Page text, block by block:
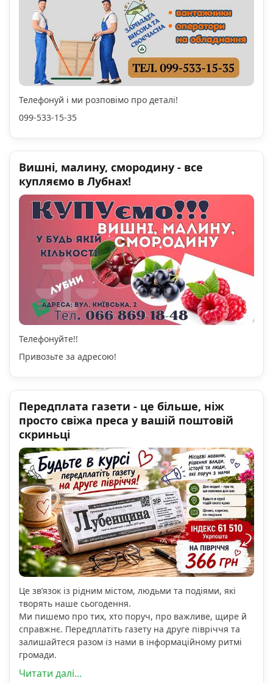
Телефонуй і ми розповімо про деталі!
099-533-15-35
Вишні, малину, смородину - все
купляємо в Лубнах!
Телефонуйте!!
Привозьте за адресою!
Передплата газети - це більше, ніж
просто свіжа преса у вашій поштовій
скриньці
Це зв’язок із рідним містом, людьми та подіями, які
творять наше сьогодення.
Ми пишемо про тих, хто поруч, про важливе, щире й
справжнє. Передплатіть газету на друге півріччя та
залишайтеся разом із нами в інформаційному ритмі
громади.
Читати далі...